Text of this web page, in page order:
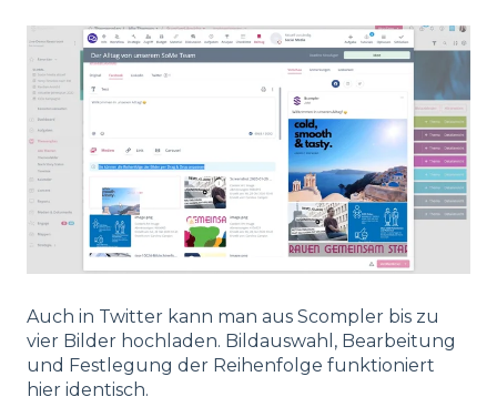
Auch in Twitter kann man aus Scompler bis zu
vier Bilder hochladen. Bildauswahl, Bearbeitung
und Festlegung der Reihenfolge funktioniert
hier identisch.